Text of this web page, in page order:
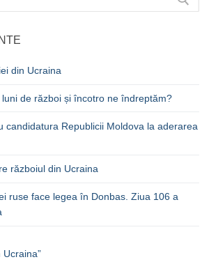
din Ucraina
de război și încotro ne îndreptăm?
candidatura Republicii Moldova la aderarea
războiul din Ucraina
ruse face legea în Donbas. Ziua 106 a
Ucraina”